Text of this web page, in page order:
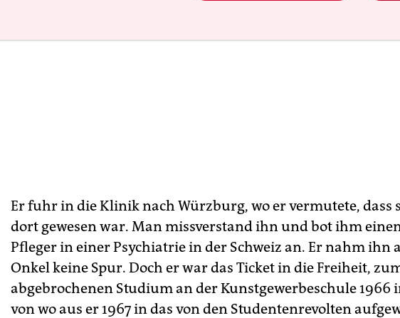
Er fuhr in die Klinik nach Würzburg, wo er vermutete, dass
dort gewesen war. Man missverstand ihn und bot ihm einen
Pfleger in einer Psychiatrie in der Schweiz an. Er nahm ihn
Onkel keine Spur. Doch er war das Ticket in die Freiheit,
abgebrochenen Studium an der Kunstgewerbeschule 1966
von wo aus er 1967 in das von den Studentenrevolten